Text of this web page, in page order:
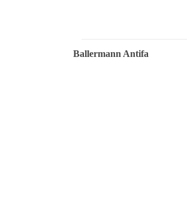
Ballermann Antifa